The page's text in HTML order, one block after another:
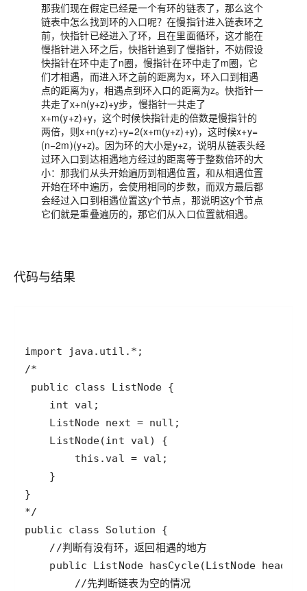
那我们现在假定已经是一个有环的链表了，那么这个
链表中怎么找到环的入口呢？在慢指针进入链表环之
前，快指针已经进入了环，且在里面循环，这才能在
慢指针进入环之后，快指针追到了慢指针，不妨假设
快指针在环中走了n圈，慢指针在环中走了m圈，它
们才相遇，而进入环之前的距离为x，环入口到相遇
点的距离为y，相遇点到环入口的距离为z。快指针一
共走了x+n(y+z)+y步，慢指针一共走了
x+m(y+z)+y，这个时候快指针走的倍数是慢指针的
两倍，则x+n(y+z)+y=2(x+m(y+z)+y)，这时候x+y=
(n−2m)(y+z)。因为环的大小是y+z，说明从链表头经
过环入口到达相遇地方经过的距离等于整数倍环的大
小：那我们从头开始遍历到相遇位置，和从相遇位置
开始在环中遍历，会使用相同的步数，而双方最后都
会经过入口到相遇位置这y个节点，那说明这y个节点
它们就是重叠遍历的，那它们从入口位置就相遇。
代码与结果